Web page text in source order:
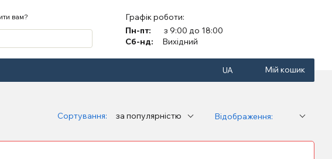
вам?
Графік роботи:
Пн-пт:
з 9:00 до 18:00
Сб-нд:
Вихідний
UA Мій кошик
Сортування: за популярністю Відображення: